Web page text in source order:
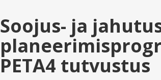
Soojus- ja
PETA4 tutvustus